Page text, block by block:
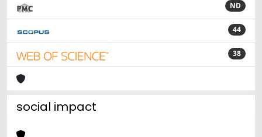
ND
44
38
social impact